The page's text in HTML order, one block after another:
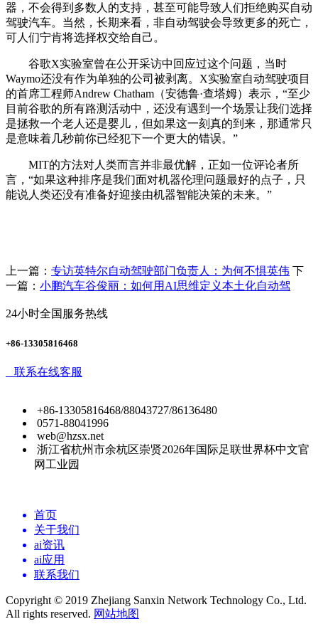
器，不会得到多数人的支持，甚至可能导致人们拒绝购买自动
驾驶汽车。当然，长期来看，非自动驾驶会导致更多的死亡，
可人们宁肯将选择权交给自己。
谷歌X实验室曾在公开采访中回应过这个问题，当时
Waymo还没有作为单独的公司被剥离。X实验室自动驾驶项目
的首席工程师Andrew Chatham（安德鲁·查塔姆）表示，“至少
目前谷歌的所有路测活动中，还没有遇到一个场景让我们选择
是拯救一个老人还是婴儿，但如果这一刻真的到来，那通常只
是意味着几秒前你已经犯下一个更大的错误。”
MIT的方法对人类而言并非最优解，正如一位评论者所
言，“如果这种排序是我们面对机器伦理问题最好的点子，只
能说人类还没有准备好迎接由机器智能决策的未来。”
上一篇： 专访英特尔自动驾驶部门负责人：为何不惧英伟 下
一篇： 小鹏汽车谷俊丽：如何用AI思维定义本土化自动驾
24小时全国服务热线
+86-13305816468
联系在线客服
+86-13305816468/88043727/86136480
0571-88041996
web@hzsx.net
浙江省杭州市余杭区崇贤2026年国际足联世界杯中文官
网工业园
首页
关于我们
ai资讯
ai应用
联系我们
Copyright © 2019 Zhejiang Sanxin Network Technology Co., Ltd.
All rights reserved. 网站地图